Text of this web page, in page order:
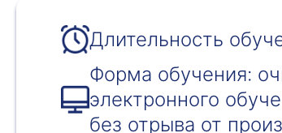
Длительность
Форма обучения:
электронного
без отрыва от